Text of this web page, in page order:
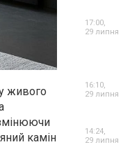
живого
камін
17:00,
29 липня
16:10,
29 липня
14:24,
29 липня